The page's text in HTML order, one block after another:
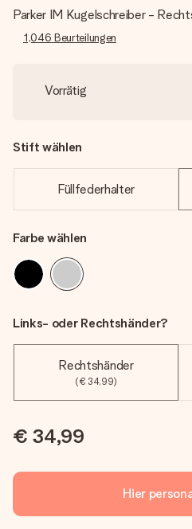
Parker IM Kugelschreiber -
1,046 Beurteilungen
Vorrätig
Stift wählen
Füllfederhalter
Farbe wählen
Links- oder Rechtshänder?
Rechtshänder
(€ 34,99)
€ 34,99
Hier